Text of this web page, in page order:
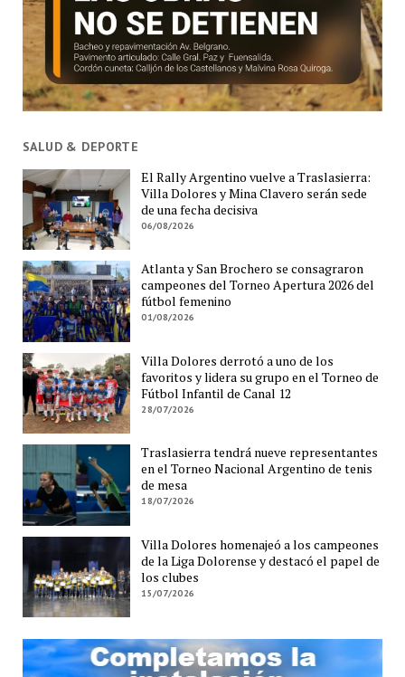
SALUD & DEPORTE
El Rally Argentino vuelve a Traslasierra:
Villa Dolores y Mina Clavero serán sede
de una fecha decisiva
06/08/2026
Atlanta y San Brochero se consagraron
campeones del Torneo Apertura 2026 del
fútbol femenino
01/08/2026
Villa Dolores derrotó a uno de los
favoritos y lidera su grupo en el Torneo de
Fútbol Infantil de Canal 12
28/07/2026
Traslasierra tendrá nueve representantes
en el Torneo Nacional Argentino de tenis
de mesa
18/07/2026
Villa Dolores homenajeó a los campeones
de la Liga Dolorense y destacó el papel de
los clubes
15/07/2026